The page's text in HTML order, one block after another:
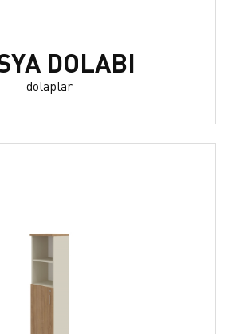
DOLABI
dolaplar